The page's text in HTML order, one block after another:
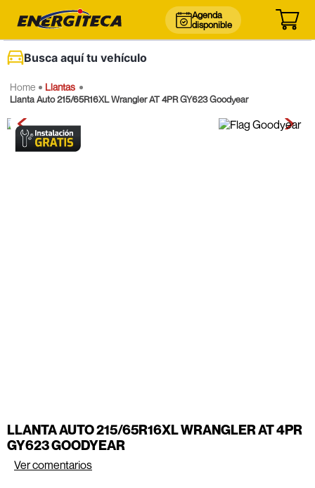
Agenda
disponible
Busca aquí tu vehículo
Llantas
Llanta Auto 215/65R16XL Wrangler AT 4PR GY623 Goodyear
LLANTA AUTO 215/65R16XL WRANGLER AT 4PR
GY623 GOODYEAR
Ver comentarios